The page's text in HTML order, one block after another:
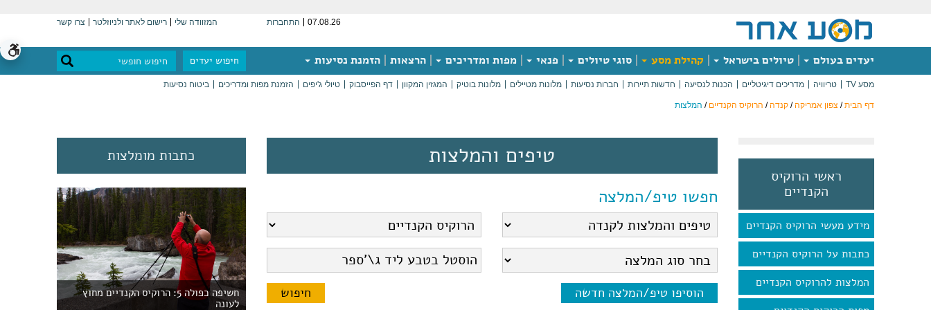
07.08.26 התחברות המזוודה שלי רישום לאתר ולניוזלטר צרו קשר
יעדים בעולם טיולים בישראל קהילת מסע סוגי טיולים פנאי מפות ומדריכים הרצאות הזמנת נסיעות חיפוש יעדים
מסע TV טריוויה מדריכים דיגיטליים הכנות לנסיעה חדשות תיירות חברות נסיעות מלונות מטיילים מלונות בוטיק המגזין המקוון דף הפייסבוק טיולי ג'יפים הזמנת מפות ומדריכים ביטוח נסיעות
דף הבית/ צפון אמריקה/ קנדה/ הרוקיס הקנדיים / המלצות
ראשי הרוקיס
הקנדיים
מידע מעשי הרוקיס הקנדיים
כתבות על הרוקיס הקנדיים
המלצות להרוקיס הקנדיים
טיפים והמלצות
חפשו טיפ/המלצה
הוסיפו טיפ/המלצה חדשה
כתבות מומלצות
חשיפה כפולה 5: הרוקיס הקנדיים מחוץ
לעונה